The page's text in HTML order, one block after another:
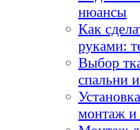
нюансы
Как
руками:
Выбор
спальни
монтаж и